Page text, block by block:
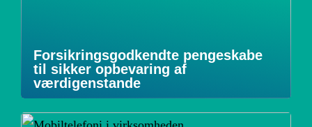
Forsikringsgodkendte pengeskabe
til sikker opbevaring af
værdigenstande